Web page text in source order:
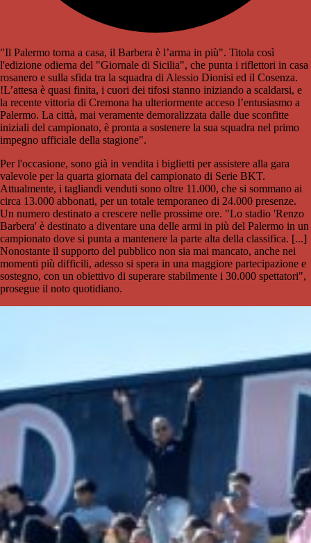
"Il Palermo torna a casa, il Barbera è l’arma in più". Titola così
l'edizione odierna del "Giornale di Sicilia", che punta i riflettori in casa
rosanero e sulla sfida tra la squadra di Alessio Dionisi ed il Cosenza.
!L’attesa è quasi finita, i cuori dei tifosi stanno iniziando a scaldarsi, e
la recente vittoria di Cremona ha ulteriormente acceso l’entusiasmo a
Palermo. La città, mai veramente demoralizzata dalle due sconfitte
iniziali del campionato, è pronta a sostenere la sua squadra nel primo
impegno ufficiale della stagione".
Per l'occasione, sono già in vendita i biglietti per assistere alla gara
valevole per la quarta giornata del campionato di Serie BKT.
Attualmente, i tagliandi venduti sono oltre 11.000, che si sommano ai
circa 13.000 abbonati, per un totale temporaneo di 24.000 presenze.
Un numero destinato a crescere nelle prossime ore. "Lo stadio 'Renzo
Barbera' è destinato a diventare una delle armi in più del Palermo in un
campionato dove si punta a mantenere la parte alta della classifica. [...]
Nonostante il supporto del pubblico non sia mai mancato, anche nei
momenti più difficili, adesso si spera in una maggiore partecipazione e
sostegno, con un obiettivo di superare stabilmente i 30.000 spettatori",
prosegue il noto quotidiano.